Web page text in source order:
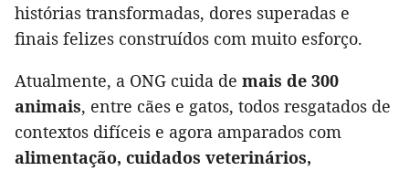
histórias transformadas, dores superadas e
finais felizes construídos com muito esforço.
Atualmente, a ONG cuida de mais de 300
animais, entre cães e gatos, todos resgatados de
contextos difíceis e agora amparados com
alimentação, cuidados veterinários,